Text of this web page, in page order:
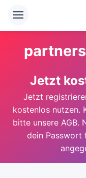
Jetzt
Jetzt
kostenlos nutzen.
bitte unsere AGB.
dein Passwort